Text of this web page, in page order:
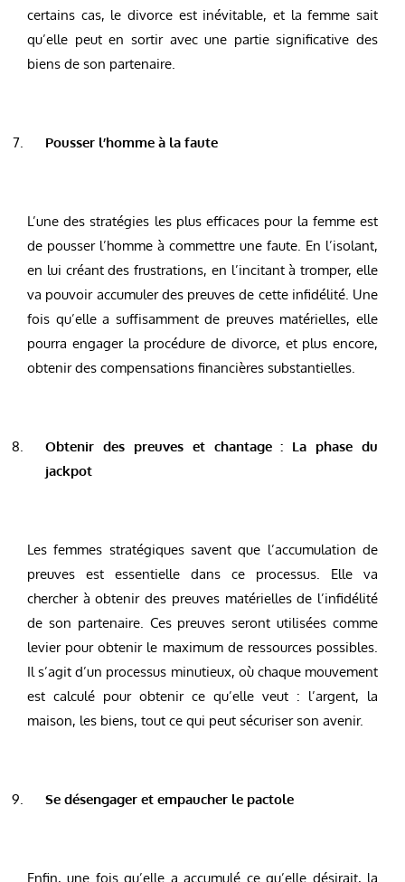
certains cas, le divorce est inévitable, et la femme sait
qu’elle peut en sortir avec une partie significative des
biens de son partenaire.
Pousser l’homme à la faute
L’une des stratégies les plus efficaces pour la femme est
de pousser l’homme à commettre une faute. En l’isolant,
en lui créant des frustrations, en l’incitant à tromper, elle
va pouvoir accumuler des preuves de cette infidélité. Une
fois qu’elle a suffisamment de preuves matérielles, elle
pourra engager la procédure de divorce, et plus encore,
obtenir des compensations financières substantielles.
Obtenir des preuves et chantage : La phase du
jackpot
Les femmes stratégiques savent que l’accumulation de
preuves est essentielle dans ce processus. Elle va
chercher à obtenir des preuves matérielles de l’infidélité
de son partenaire. Ces preuves seront utilisées comme
levier pour obtenir le maximum de ressources possibles.
Il s’agit d’un processus minutieux, où chaque mouvement
est calculé pour obtenir ce qu’elle veut : l’argent, la
maison, les biens, tout ce qui peut sécuriser son avenir.
Se désengager et empaucher le pactole
Enfin, une fois qu’elle a accumulé ce qu’elle désirait, la